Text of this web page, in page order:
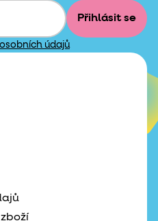
Přihlásit se
osobních údajů